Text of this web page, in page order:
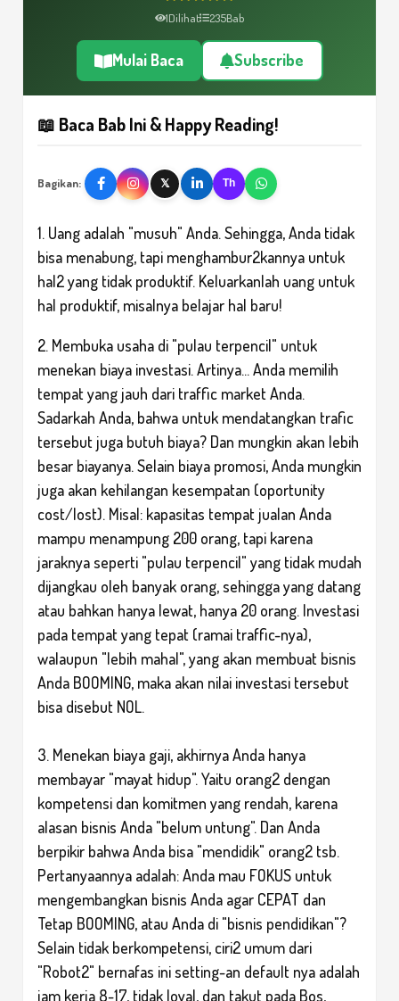
1Dilihat 235Bab
Mulai Baca Subscribe
📖 Baca Bab Ini & Happy Reading!
Bagikan: 𝕏 Th
1. Uang adalah "musuh" Anda. Sehingga, Anda tidak
bisa menabung, tapi menghambur2kannya untuk
hal2 yang tidak produktif. Keluarkanlah uang untuk
hal produktif, misalnya belajar hal baru!
2. Membuka usaha di "pulau terpencil" untuk
menekan biaya investasi. Artinya... Anda memilih
tempat yang jauh dari traffic market Anda.
Sadarkah Anda, bahwa untuk mendatangkan trafic
tersebut juga butuh biaya? Dan mungkin akan lebih
besar biayanya. Selain biaya promosi, Anda mungkin
juga akan kehilangan kesempatan (oportunity
cost/lost). Misal: kapasitas tempat jualan Anda
mampu menampung 200 orang, tapi karena
jaraknya seperti "pulau terpencil" yang tidak mudah
dijangkau oleh banyak orang, sehingga yang datang
atau bahkan hanya lewat, hanya 20 orang. Investasi
pada tempat yang tepat (ramai traffic-nya),
walaupun "lebih mahal", yang akan membuat bisnis
Anda BOOMING, maka akan nilai investasi tersebut
bisa disebut NOL.
3. Menekan biaya gaji, akhirnya Anda hanya
membayar "mayat hidup". Yaitu orang2 dengan
kompetensi dan komitmen yang rendah, karena
alasan bisnis Anda "belum untung". Dan Anda
berpikir bahwa Anda bisa "mendidik" orang2 tsb.
Pertanyaannya adalah: Anda mau FOKUS untuk
mengembangkan bisnis Anda agar CEPAT dan
Tetap BOOMING, atau Anda di "bisnis pendidikan"?
Selain tidak berkompetensi, ciri2 umum dari
"Robot2" bernafas ini setting-an default nya adalah
jam kerja 8-17, tidak loyal, dan takut pada Bos,